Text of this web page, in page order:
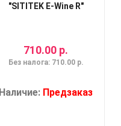
"SITITEK E-Wine R"
710.00 р.
Без налога: 710.00 р.
Наличие: Предзаказ